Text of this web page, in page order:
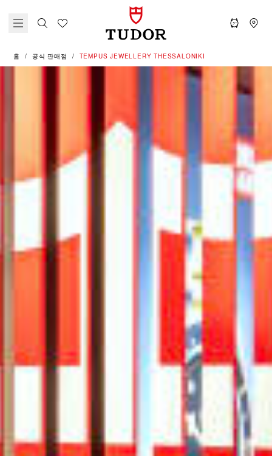
홈 공식 판매점 ‭TEMPUS JEWELLERY THESSALONIKI‬